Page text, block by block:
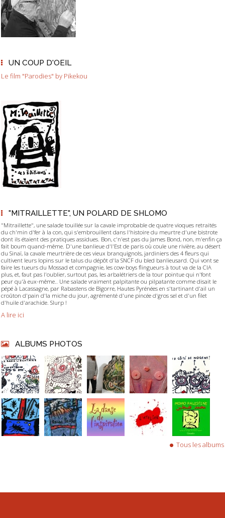
UN COUP D'OEIL
Le film "Parodies" by Pikekou
"MITRAILLETTE", UN POLARD DE SHLOMO
"Mitraillette", une salade touillée sur la cavale improbable de quatre vioques retraités
du ch'min d'fer à la con, qui s'embrouillent dans l'histoire du meurtre d'une bistrote
dont ils étaient des pratiques assidues. Bon, c'n'est pas du James Bond, non, m'enfin ça
fait boum quand-même. D'une banlieue d'l'Est de paris où coule une rivière, au désert
du Sinaï, la cavale meurtrière de ces vieux branquignols, jardiniers des 4 fleurs qui
cultivent leurs lopins sur le talus du dépôt d'la SNCF du bled banlieusard. Qui vont se
faire les tueurs du Mossad et compagnie, les cow-boys flingueurs à tout va de la CIA
plus, et, faut pas l'oublier, surtout pas, les arbalétriers de la tour pointue qui n'font
peur qu'à eux-même.. Une salade vraiment palpitante ou pilpatante comme disait le
pépé à Lacassagne, par Rabastens de Bigorre, Hautes Pyrénées en s'tartinant d'ail un
croûton d'pain d'la miche du jour, agrémenté d'une pincée d'gros sel et d'un filet
d'huile d'arachide. Slurp !
A lire ici
ALBUMS PHOTOS
Tous les albums